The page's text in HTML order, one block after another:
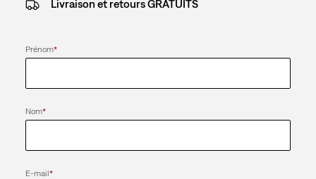
Livraison et retours GRATUITS
Prénom*
Nom*
E-mail*